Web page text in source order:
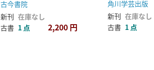
古今書院
新刊 在庫なし
古書 1 点 2,200 円
角川学芸出版
新刊 在庫なし
古書 1 点